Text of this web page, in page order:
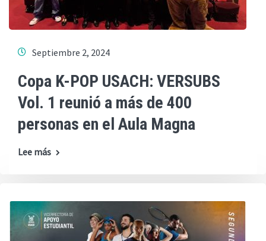
Septiembre 2, 2024
Copa K-POP USACH: VERSUBS
Vol. 1 reunió a más de 400
personas en el Aula Magna
Lee más